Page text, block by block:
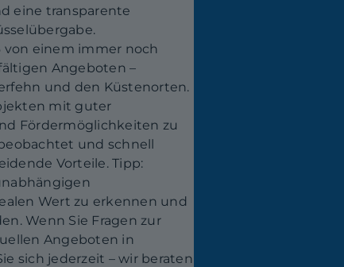
eine transparente
von einem immer noch
Angeboten –
und den Küstenorten.
mit guter
Fördermöglichkeiten zu
und schnell
Vorteile. Tipp:
Wert zu erkennen und
Wenn Sie Fragen zur
Angeboten in
sich jederzeit – wir beraten